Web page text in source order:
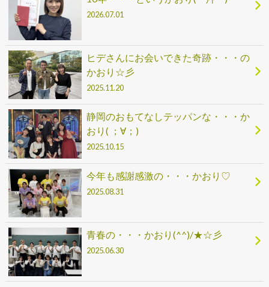
2026.07.01
ヒデさんにお会いできた奇跡・・・の
かおり☆彡
2025.11.20
静岡のおもてなしテッパンな・・・か
おり( ；∀；)
2025.10.15
今年も感謝感激の・・・かおり♡
2025.08.31
青春の・・・かおり(^^)/★☆彡
2025.06.30